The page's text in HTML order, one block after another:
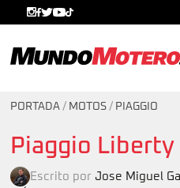
PORTADA / MOTOS / PIAGGIO
Piaggio Liberty
Escrito por Jose Miguel